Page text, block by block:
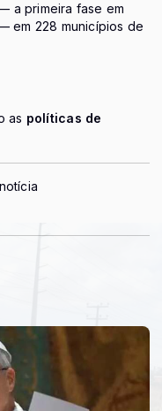
a primeira fase em
em 228 municípios de
as políticas de